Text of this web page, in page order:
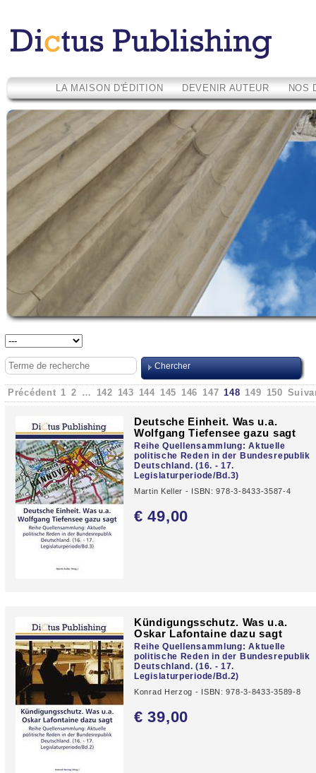
LA MAISON D'ÉDITION DEVENIR AUTEUR NOS
Précédent 1 2 … 142 143 144 145 146 147 148 149 150
Deutsche Einheit. Was u.a.
Wolfgang Tiefensee gazu sagt
Reihe Quellensammlung: Aktuelle
politische Reden in der Bundesrepublik
Deutschland. (16. - 17.
Legislaturperiode/Bd.3)
Martin Keller - ISBN: 978-3-8433-3587-4
€ 49,00
Kündigungsschutz. Was u.a.
Oskar Lafontaine dazu sagt
Reihe Quellensammlung: Aktuelle
politische Reden in der Bundesrepublik
Deutschland. (16. - 17.
Legislaturperiode/Bd.2)
Konrad Herzog - ISBN: 978-3-8433-3589-8
€ 39,00